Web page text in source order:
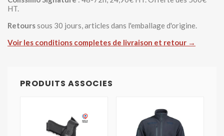
HT.
Retourssous 30 jours, articles dans l'emballage d'origine.
Voir les conditions completes de livraison et retour →
PRODUITS ASSOCIES